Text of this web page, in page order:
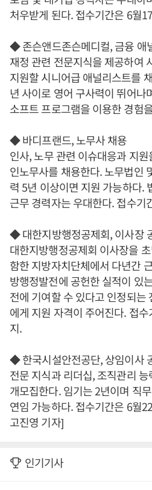
처우받게 된다. 접수기간은 6월
◆ 존슨앤드존슨메디컬, 금융 애
재정 관련 전문지식을 제공하여
지원할 시니어급 애널리스트를
년 사이로 영어 구사력이 뛰어나
소프트 프로그램을 이용한 경험
◆ 바디프랜드, 노무사 채용
인사, 노무 관련 이슈대응과 지
인노무사를 채용한다. 노무법인
력 5년 이상이면 지원 가능하다.
근무 경력자는 우대한다. 접수기
◆ 대한지방행정공제회, 이사장
대한지방행정공제회 이사장을
함한 지방자치단체에서 다년간
방행정발전에 공헌한 실적이 있
전에 기여할 수 있다고 인정되는
에게 지원 자격이 주어진다. 접
지.
◆ 한국시설안전공단, 상임이사
전문 지식과 리더십, 조직관리
개모집한다. 임기는 2년이며 직
연임 가능하다. 접수기간은 6월
고진영 기자]
인기기사